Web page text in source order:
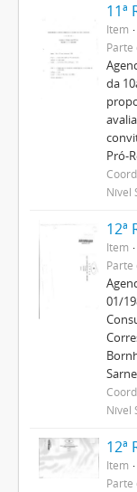
Item
Parte
da
Pró-
Nível
Item
Parte
01/
Nível
Item
Parte